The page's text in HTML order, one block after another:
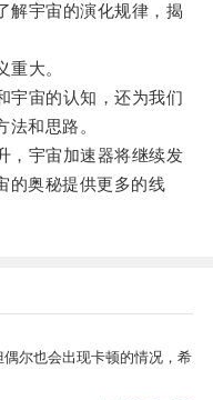
宇宙的演化规律，揭
大。
宙的认知，还为我们
和思路。
宇宙加速器将继续发
的奥秘提供更多的线
尔也会出现卡顿的情况，希